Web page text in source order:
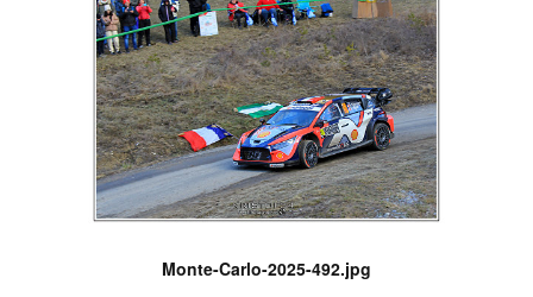
Monte-Carlo-2025-492.jpg